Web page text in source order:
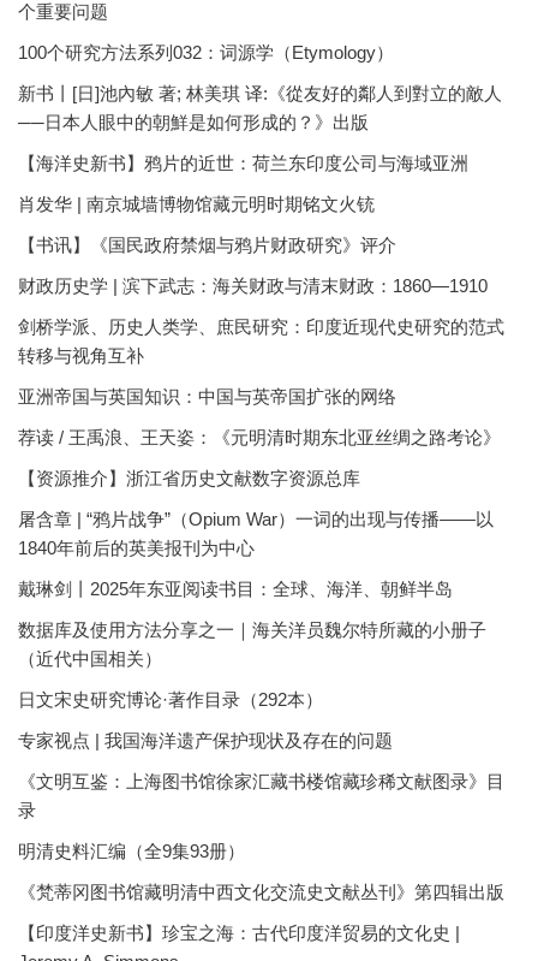
个重要问题
100个研究方法系列032：词源学（Etymology）
新书丨[日]池內敏 著; 林美琪 译:《從友好的鄰人到對立的敵人
──日本人眼中的朝鮮是如何形成的？》出版
【海洋史新书】鸦片的近世：荷兰东印度公司与海域亚洲
肖发华 | 南京城墙博物馆藏元明时期铭文火铳
【书讯】《国民政府禁烟与鸦片财政研究》评介
财政历史学 | 滨下武志：海关财政与清末财政：1860—1910
剑桥学派、历史人类学、庶民研究：印度近现代史研究的范式
转移与视角互补
亚洲帝国与英国知识：中国与英帝国扩张的网络
荐读 / 王禹浪、王天姿：《元明清时期东北亚丝绸之路考论》
【资源推介】浙江省历史文献数字资源总库
屠含章 | “鸦片战争”（Opium War）一词的出现与传播——以
1840年前后的英美报刊为中心
戴琳剑丨2025年东亚阅读书目：全球、海洋、朝鲜半岛
数据库及使用方法分享之一｜海关洋员魏尔特所藏的小册子
（近代中国相关）
日文宋史研究博论·著作目录（292本）
专家视点 | 我国海洋遗产保护现状及存在的问题
《文明互鉴：上海图书馆徐家汇藏书楼馆藏珍稀文献图录》目
录
明清史料汇编（全9集93册）
《梵蒂冈图书馆藏明清中西文化交流史文献丛刊》第四辑出版
【印度洋史新书】珍宝之海：古代印度洋贸易的文化史 |